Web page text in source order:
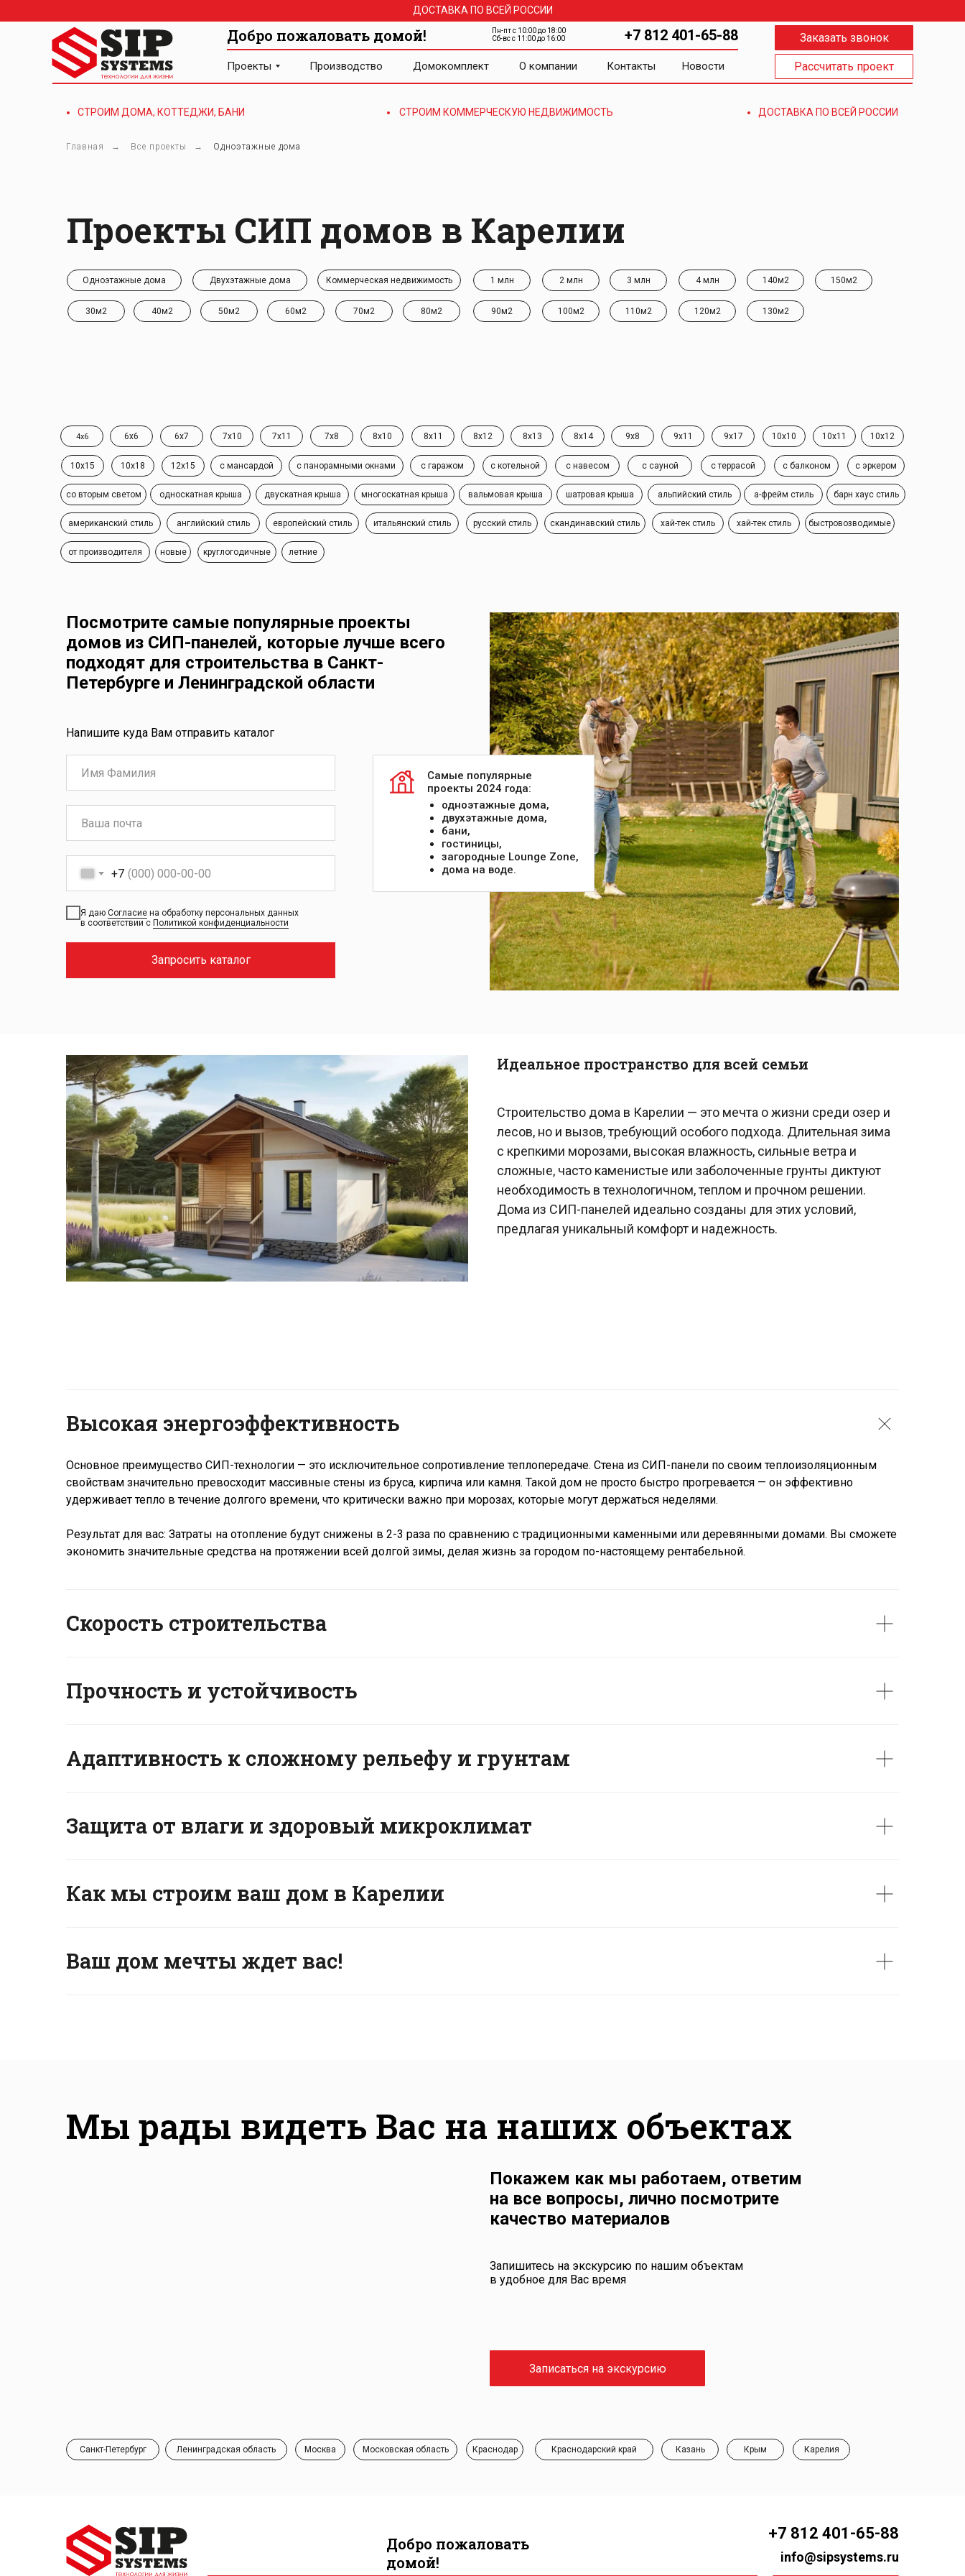
Заказать звонок
Добро пожаловать домой!
Пн-пт с 10:00 до 18:00
Сб-вс с 11:00 до 16:00
+7 812 401-65-88
Домокомплект
Производство
Проекты Новости
О компании Контакты Рассчитать проект
ДОСТАВКА ПО ВСЕЙ РОССИИ
СТРОИМ ДОМА, КОТТЕДЖИ, БАНИ СТРОИМ КОММЕРЧЕСКУЮ НЕДВИЖИМОСТЬ ДОСТАВКА ПО ВСЕЙ РОССИИ
Главная → Все проекты → Одноэтажные дома
Проекты СИП домов в Карелии
4 млн
3 млн
2 млн
1 млн
Коммерческая недвижимость
30м2 80м2 90м2
150м2
140м2
100м2 110м2 120м2 130м2
70м2
60м2
50м2
40м2
Двухэтажные дома
Одноэтажные дома
с панорамными окнами с сауной
с навесом
с котельной
шатровая крыша
вальмовая крыша
многоскатная крыша
двускатная крыша
односкатная крыша
с гаражом
со вторым светом
с эркером
с балконом
с террасой
круглогодичные
новые летние
от производителя
быстровозводимые
хай-тек стиль
хай-тек стиль
скандинавский стиль
русский стиль
итальянский стиль
европейский стиль
барн хаус стиль
английский стиль
американский стиль
альпийский стиль а-фрейм стиль
с мансардой
12x15
10x18
10x15
10x12
10x11
10x10
9x17
9x11
6x6 6x7 7x10 7x11 7x8 8x10 8x11 8x12 8x13 8x14 9x8
4x6
Посмотрите самые популярные проекты
домов из СИП-панелей, которые лучше всего
подходят для строительства в Санкт-
Петербурге и Ленинградской области
Напишите куда Вам отправить каталог
одноэтажные дома,
двухэтажные дома,
бани,
гостиницы,
загородные Lounge Zone,
дома на воде.
Самые популярные
проекты 2024 года:
+7
Я даю Согласие на обработку персональных данных
в соответствии с Политикой конфиденциальности
Запросить каталог
Идеальное пространство для всей семьи
Строительство дома в Карелии — это мечта о жизни среди озер и
лесов, но и вызов, требующий особого подхода. Длительная зима
с крепкими морозами, высокая влажность, сильные ветра и
сложные, часто каменистые или заболоченные грунты диктуют
необходимость в технологичном, теплом и прочном решении.
Дома из СИП-панелей идеально созданы для этих условий,
предлагая уникальный комфорт и надежность.
Высокая энергоэффективность
Основное преимущество СИП-технологии — это исключительное сопротивление теплопередаче. Стена из СИП-панели по своим теплоизоляционным
свойствам значительно превосходит массивные стены из бруса, кирпича или камня. Такой дом не просто быстро прогревается — он эффективно
удерживает тепло в течение долгого времени, что критически важно при морозах, которые могут держаться неделями.
Результат для вас: Затраты на отопление будут снижены в 2-3 раза по сравнению с традиционными каменными или деревянными домами. Вы сможете
экономить значительные средства на протяжении всей долгой зимы, делая жизнь за городом по-настоящему рентабельной.
Скорость строительства
Прочность и устойчивость
Адаптивность к сложному рельефу и грунтам
Защита от влаги и здоровый микроклимат
Как мы строим ваш дом в Карелии
Ваш дом мечты ждет вас!
Мы рады видеть Вас на наших объектах
Покажем как мы работаем, ответим
на все вопросы, лично посмотрите
качество материалов
Записаться на экскурсию
Запишитесь на экскурсию по нашим объектам
в удобное для Вас время
Карелия
Московская область Краснодарский край
Краснодар
Москва Крым
Ленинградская область Казань
Санкт-Петербург
Добро пожаловать
домой!
+7 812 401-65-88
info@sipsystems.ru